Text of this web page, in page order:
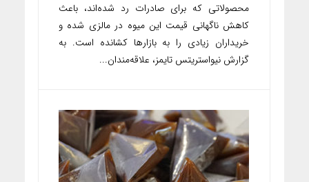
محصولاتی که برای صادرات رد شده‌اند، باعث
کاهش ناگهانی قیمت این میوه در مالزی شده و
خریداران زیادی را به بازارها کشانده است. به
گزارش نیواستریتس تایمز، علاقه‌مندان...